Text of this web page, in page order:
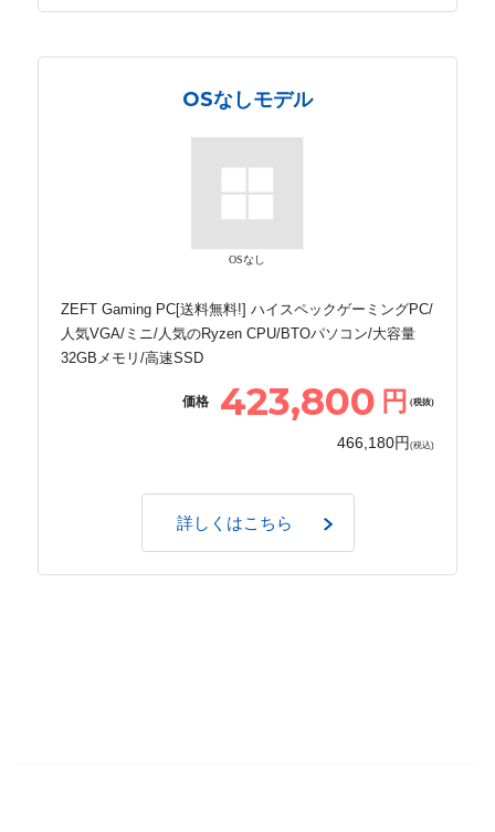
OSなしモデル
OSなし
ZEFT Gaming PC[送料無料!] ハイスペックゲーミングPC/
人気VGA/ミニ/人気のRyzen CPU/BTOパソコン/大容量
32GBメモリ/高速SSD
価格 423,800 円 (税抜)
466,180円 (税込)
詳しくはこちら